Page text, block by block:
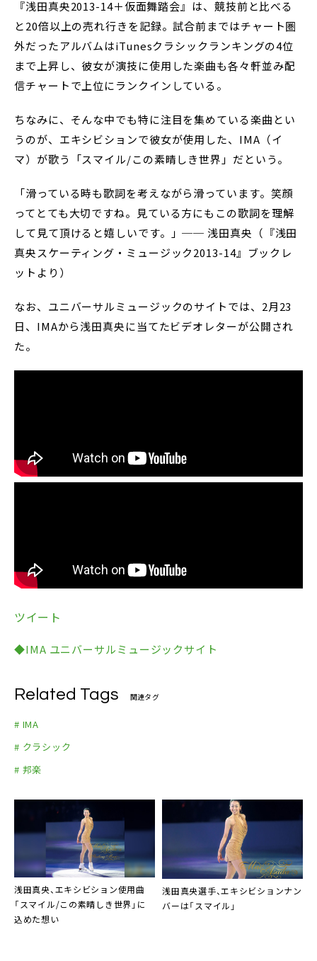
『浅田真央2013-14＋仮面舞踏会』は、競技前と比べる
と20倍以上の売れ行きを記録。試合前まではチャート圏
外だったアルバムはiTunesクラシックランキングの4位
まで上昇し、彼女が演技に使用した楽曲も各々軒並み配
信チャートで上位にランクインしている。
ちなみに、そんな中でも特に注目を集めている楽曲とい
うのが、エキシビションで彼女が使用した、IMA（イ
マ）が歌う「スマイル/この素晴しき世界」だという。
「滑っている時も歌詞を考えながら滑っています。笑顔
ってとても大切ですね。見ている方にもこの歌詞を理解
して見て頂けると嬉しいです。」── 浅田真央（『浅田
真央スケーティング・ミュージック2013-14』ブックレ
ットより）
なお、ユニバーサルミュージックのサイトでは、2月23
日、IMAから浅田真央に当てたビデオレターが公開され
た。
ツイート
◆IMA ユニバーサルミュージックサイト
Related Tags 関連タグ
# IMA
# クラシック
# 邦楽
浅田真央、エキシビション使用曲
「スマイル/この素晴しき世界」に
込めた想い
浅田真央選手、エキシビションナン
バーは「スマイル」